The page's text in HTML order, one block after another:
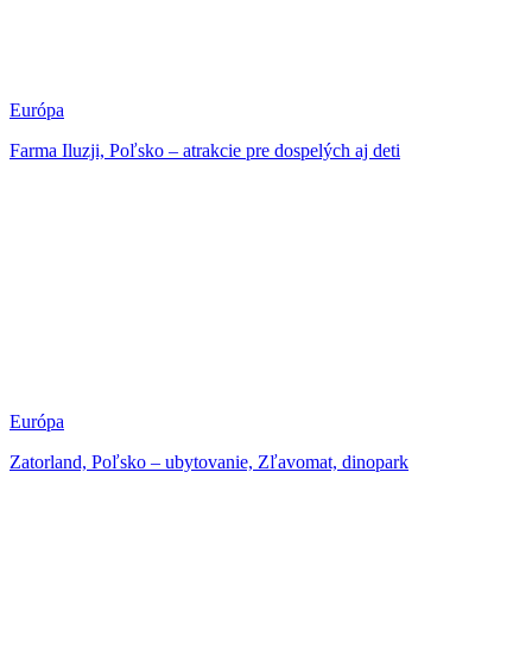
Európa
Farma Iluzji, Poľsko – atrakcie pre dospelých aj deti
Európa
Zatorland, Poľsko – ubytovanie, Zľavomat, dinopark